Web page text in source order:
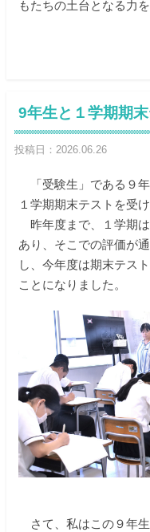
もたちの土台となる力
9年生と１学期期
投稿日：2026.06.26
「受験生」である９
１学期期末テストを受け
昨年度まで、１学期
あり、そこでの評価が
し、今年度は期末テス
ことになりました。
さて、私はこの９年